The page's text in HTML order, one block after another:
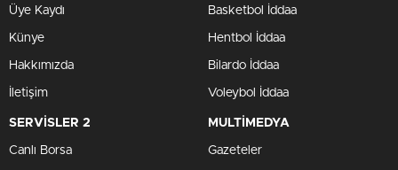
Üye Kaydı
Künye
Hakkımızda
İletişim
Basketbol İddaa
Hentbol İddaa
Bilardo İddaa
Voleybol İddaa
SERVİSLER 2
Canlı Borsa
MULTİMEDYA
Gazeteler